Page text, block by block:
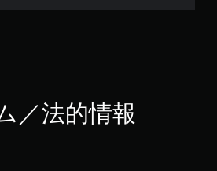
／法的情報